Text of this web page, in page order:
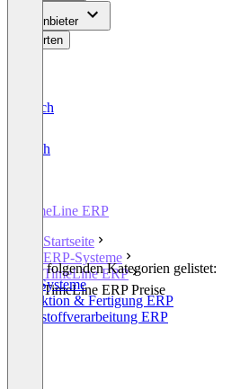
Für Anbieter
Bewerten
Deutsch
English
TimeLine ERP
Startseite
ERP-Systeme
TimeLine ERP
TimeLine ERP Preise
In den folgenden Kategorien gelistet:
ERP-Systeme
Produktion & Fertigung ERP
Kunststoffverarbeitung ERP